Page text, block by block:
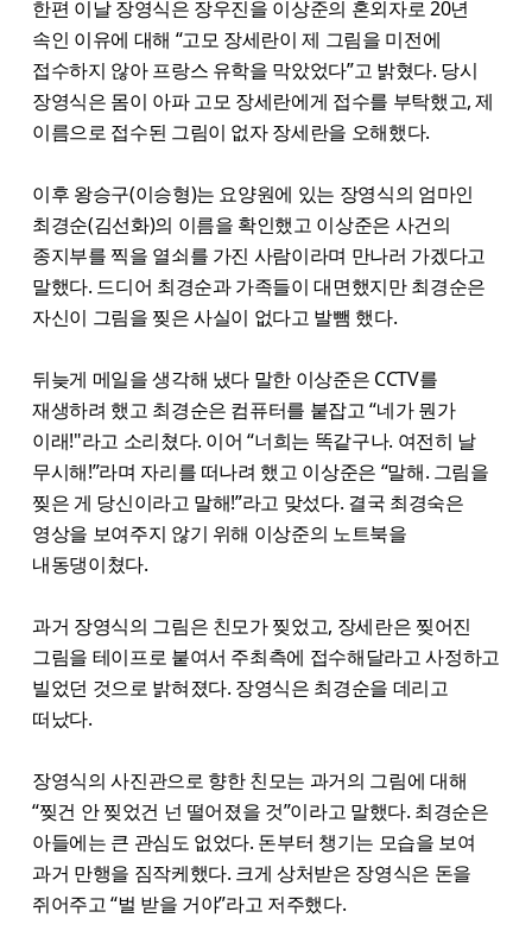
한편 이날 장영식은 장우진을 이상준의 혼외자로 20년
속인 이유에 대해 “고모 장세란이 제 그림을 미전에
접수하지 않아 프랑스 유학을 막았었다”고 밝혔다. 당시
장영식은 몸이 아파 고모 장세란에게 접수를 부탁했고, 제
이름으로 접수된 그림이 없자 장세란을 오해했다.
이후 왕승구(이승형)는 요양원에 있는 장영식의 엄마인
최경순(김선화)의 이름을 확인했고 이상준은 사건의
종지부를 찍을 열쇠를 가진 사람이라며 만나러 가겠다고
말했다. 드디어 최경순과 가족들이 대면했지만 최경순은
자신이 그림을 찢은 사실이 없다고 발뺌 했다.
뒤늦게 메일을 생각해 냈다 말한 이상준은 CCTV를
재생하려 했고 최경순은 컴퓨터를 붙잡고 “네가 뭔가
이래!"라고 소리쳤다. 이어 “너희는 똑같구나. 여전히 날
무시해!”라며 자리를 떠나려 했고 이상준은 “말해. 그림을
찢은 게 당신이라고 말해!”라고 맞섰다. 결국 최경숙은
영상을 보여주지 않기 위해 이상준의 노트북을
내동댕이쳤다.
과거 장영식의 그림은 친모가 찢었고, 장세란은 찢어진
그림을 테이프로 붙여서 주최측에 접수해달라고 사정하고
빌었던 것으로 밝혀졌다. 장영식은 최경순을 데리고
떠났다.
장영식의 사진관으로 향한 친모는 과거의 그림에 대해
“찢건 안 찢었건 넌 떨어졌을 것”이라고 말했다. 최경순은
아들에는 큰 관심도 없었다. 돈부터 챙기는 모습을 보여
과거 만행을 짐작케했다. 크게 상처받은 장영식은 돈을
쥐어주고 “벌 받을 거야”라고 저주했다.